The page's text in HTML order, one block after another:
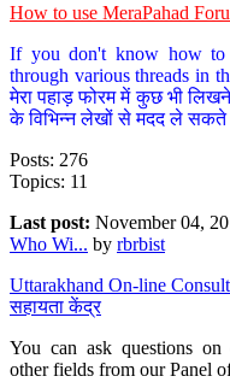
How to use MeraPahad
If you don't know how to
through various threads in
मेरा पहाड़ फोरम में कुछ भी
के विभिन्न लेखों से मदद ले
Posts: 276
Topics: 11
Last post: November 04,
Who Wi... by rbrbist
Uttarakhand On-line
सहायता केंद्र
You can ask questions on
other fields from our Panel